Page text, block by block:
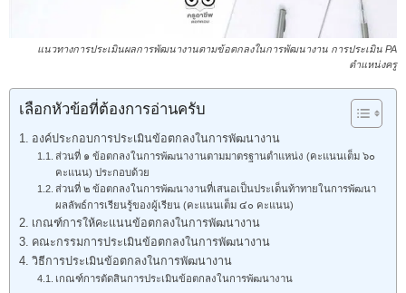
แนวทางการประเมินผลการพัฒนางานตามข้อตกลงในการพัฒนางาน การประเมิน PA
ตำแหน่งครู
เลือกหัวข้อที่ต้องการอ่านครับ
องค์ประกอบการประเมินข้อตกลงในการพัฒนางาน
ส่วนที่ ๑ ข้อตกลงในการพัฒนางานตามมาตรฐานตำแหน่ง (คะแนนเต็ม ๖๐
คะแนน) ประกอบด้วย
ส่วนที่ ๒ ข้อตกลงในการพัฒนางานที่เสนอเป็นประเด็นท้าทายในการพัฒนา
ผลลัพธ์การเรียนรู้ของผู้เรียน (คะแนนเต็ม ๔๐ คะแนน)
เกณฑ์การให้คะแนนข้อตกลงในการพัฒนางาน
คณะกรรมการประเมินข้อตกลงในการพัฒนางาน
วิธีการประเมินข้อตกลงในการพัฒนางาน
เกณฑ์การตัดสินการประเมินข้อตกลงในการพัฒนางาน